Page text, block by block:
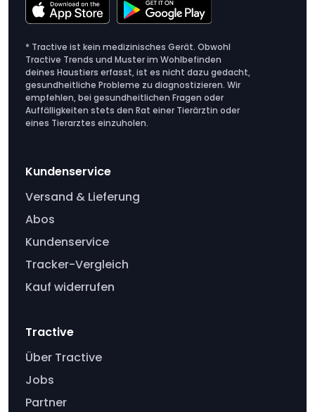
* Tractive ist kein medizinisches Gerät. Obwohl
Tractive Trends und Muster im Wohlbefinden
deines Haustiers erfasst, ist es nicht dazu gedacht,
gesundheitliche Probleme zu diagnostizieren. Wir
empfehlen, bei gesundheitlichen Fragen oder
Auffälligkeiten stets den Rat einer Tierärztin oder
eines Tierarztes einzuholen.
Kundenservice
Versand & Lieferung
Abos
Kundenservice
Tracker-Vergleich
Kauf widerrufen
Tractive
Über Tractive
Jobs
Partner